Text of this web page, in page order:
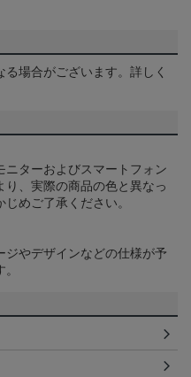
場合がございます。詳しく
ターおよびスマートフォン
、実際の商品の色と異なっ
めご了承ください。
やデザインなどの仕様が予